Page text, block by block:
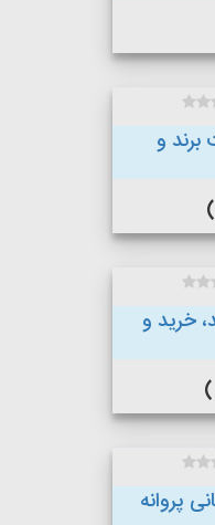
برند و
خرید و
پروانه